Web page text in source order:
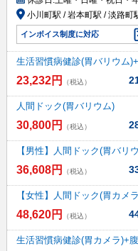
小川町駅 / 岩本町駅 / 淡路町
インボイス制度に対応
生活習慣病健診(胃バリウム
23,232円 （税込）
人間ドック(胃バリウム)
30,800円 （税込）
【男性】人間ドック(胃バリ
36,608円 （税込）
【女性】人間ドック(胃カメ
48,620円 （税込）
生活習慣病健診(胃カメラ)+